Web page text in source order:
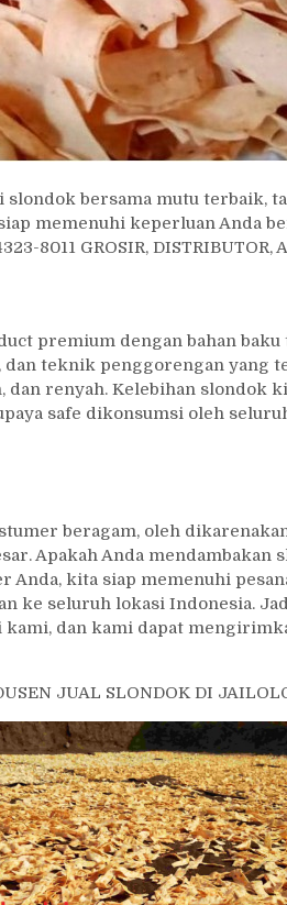
bersama mutu terbaik,
memenuhi keperluan Anda
8011 GROSIR, DISTRIBUTOR,
premium dengan bahan
teknik penggorengan yang
renyah. Kelebihan slondok
safe dikonsumsi oleh
beragam, oleh
Apakah Anda mendambakan
Anda, kita siap memenuhi
ke seluruh lokasi Indonesia.
dan kami dapat
JUAL SLONDOK DI